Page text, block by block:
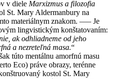
v diele Marxizmus a filozofia
St. Mary Aldermanbury na
materiálnym znakom. ––– Je
lingvistickým konštatovaním:
ak odhliadneme od jeho
a nezreteľná masa.“
túto mentálnu amorfnú masu
Eco) práve obrazy, terénne
kostol St. Mary